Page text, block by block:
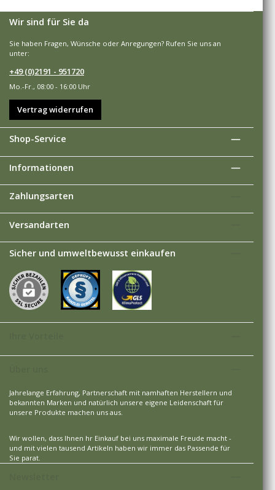
Wir sind für Sie da
Sie haben Fragen, Wünsche oder Anregungen? Rufen Sie uns an
unter:
+49 (0)2191 - 951720
Mo.-Fr., 08:00 - 16:00 Uhr
Vertrag widerrufen
Shop-Service
Informationen
Zahlungsarten
Versandarten
Sicher und umweltbewusst einkaufen
Jahrelange Erfahrung, Partnerschaft mit namhaften Herstellern und
bekannten Marken und natürlich unsere eigene Leidenschaft für
unsere Produkte machen uns aus.
Wir wollen, dass Ihnen hr Einkauf bei uns maximale Freude macht -
und mit vielen tausend Artikeln haben wir immer das Passende für
Sie parat.